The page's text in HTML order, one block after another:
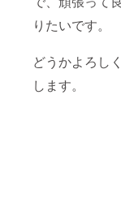
りたいです。
どうかよろし
します。